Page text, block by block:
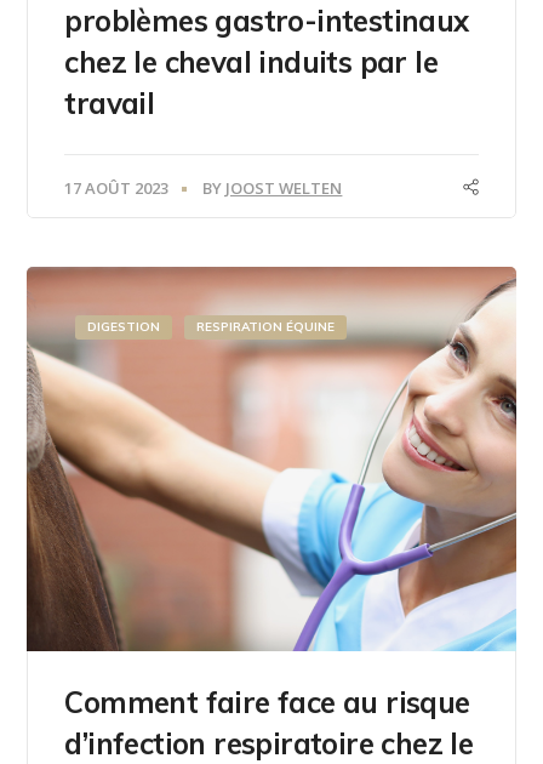
problèmes gastro-intestinaux
chez le cheval induits par le
travail
17 AOÛT 2023 BY JOOST WELTEN
DIGESTION RESPIRATION ÉQUINE
Comment faire face au risque
d’infection respiratoire chez le